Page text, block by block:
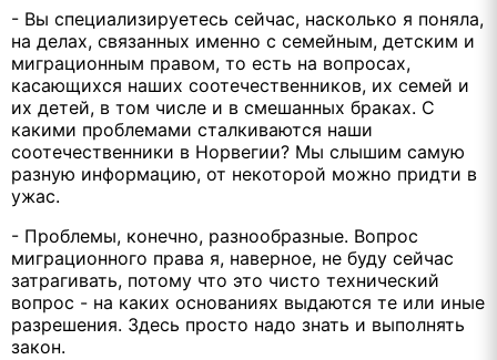
- Вы специализируетесь сейчас, насколько я поняла,
на делах, связанных именно с семейным, детским и
миграционным правом, то есть на вопросах,
касающихся наших соотечественников, их семей и
их детей, в том числе и в смешанных браках. С
какими проблемами сталкиваются наши
соотечественники в Норвегии? Мы слышим самую
разную информацию, от некоторой можно придти в
ужас.
- Проблемы, конечно, разнообразные. Вопрос
миграционного права я, наверное, не буду сейчас
затрагивать, потому что это чисто технический
вопрос - на каких основаниях выдаются те или иные
разрешения. Здесь просто надо знать и выполнять
закон.